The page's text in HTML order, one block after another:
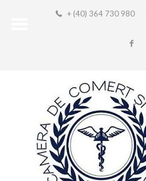
+ (40) 364 730 980